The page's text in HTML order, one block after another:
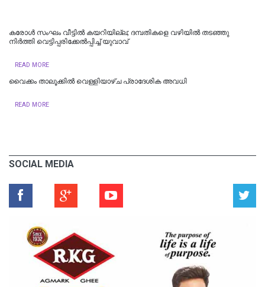
കരോൾ സംഘം വീട്ടിൽ കയറിയില്ല; ദമ്പതികളെ വഴിയില്‍ തടഞ്ഞു
നിര്‍ത്തി വെട്ടിപ്പരിക്കേല്‍പ്പിച്ച്‌ യുവാവ്
READ MORE
വൈക്കം താലൂക്കില്‍ വെള്ളിയാഴ്ച പ്രാദേശിക അവധി
READ MORE
SOCIAL MEDIA